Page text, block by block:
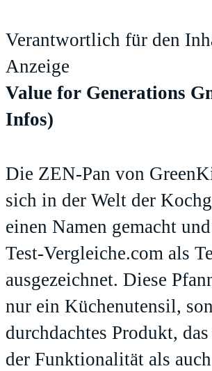
Verantwortlich für den
Anzeige
Value for Generations
Infos)
Die ZEN-Pan von
sich in der Welt der
einen Namen gemacht
Test-Vergleiche.com als
ausgezeichnet. Diese
nur ein Küchenutensil,
durchdachtes Produkt,
der Funktionalität als